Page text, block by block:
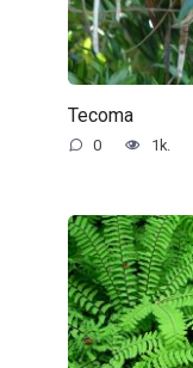
Tecoma
0 1k.